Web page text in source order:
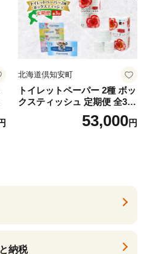
北海道倶知安町
トイレットペーパー 2種 ボッ
クスティッシュ 定期便 全3
回 日本製 まとめ買い 防災
常備品 日用雑貨 消耗品 生活
53,000円
納税